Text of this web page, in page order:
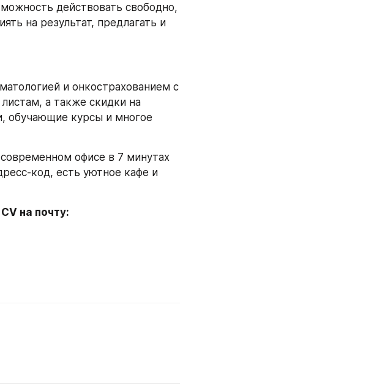
действовать свободно,
на результат, предлагать и
и онкострахованием с
а также скидки на
обучающие курсы и многое
современном офисе в 7 минутах
код, есть уютное кафе и